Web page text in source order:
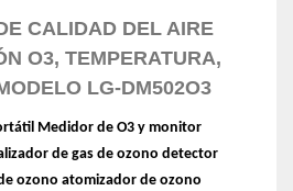
CALIDAD DEL AIRE
O3, TEMPERATURA,
LG-DM502O3
Medidor de O3 y monitor
de gas de ozono detector
ozono atomizador de ozono